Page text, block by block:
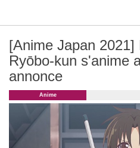
[Anime Japan
Ryōbo-kun s'anime
annonce
Anime